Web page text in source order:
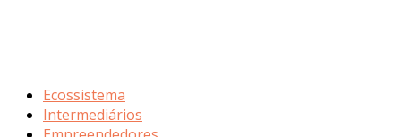
Ecossistema
Intermediários